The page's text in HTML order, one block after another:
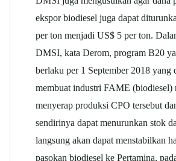
ekspor biodiesel juga dapat
per ton menjadi US$ 5 per ton.
DMSI, kata Derom, program B20
berlaku per 1 September 2018 yang
membuat industri FAME (biodiesel)
menyerap produksi CPO tersebut
sendirinya dapat menurunkan stok
langsung akan dapat menstabilkan
pasokan biodiesel ke Pertamina,